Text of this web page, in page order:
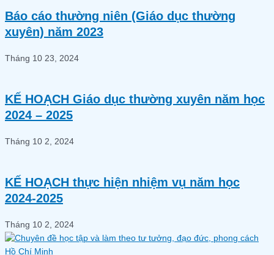
Báo cáo thường niên (Giáo dục thường
xuyên) năm 2023
Tháng 10 23, 2024
KẾ HOẠCH Giáo dục thường xuyên năm học
2024 – 2025
Tháng 10 2, 2024
KẾ HOẠCH thực hiện nhiệm vụ năm học
2024-2025
Tháng 10 2, 2024